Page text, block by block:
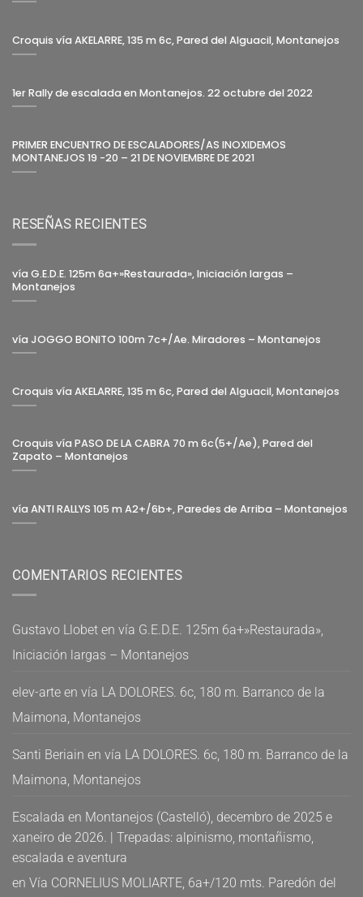
Croquis vía AKELARRE, 135 m 6c, Pared del Alguacil, Montanejos
1er Rally de escalada en Montanejos. 22 octubre del 2022
PRIMER ENCUENTRO DE ESCALADORES/AS INOXIDEMOS
MONTANEJOS 19 -20 – 21 DE NOVIEMBRE DE 2021
RESEÑAS RECIENTES
vía G.E.D.E. 125m 6a+»Restaurada», Iniciación largas –
Montanejos
vía JOGGO BONITO 100m 7c+/Ae. Miradores – Montanejos
Croquis vía AKELARRE, 135 m 6c, Pared del Alguacil, Montanejos
Croquis vía PASO DE LA CABRA 70 m 6c(5+/Ae), Pared del
Zapato – Montanejos
vía ANTI RALLYS 105 m A2+/6b+, Paredes de Arriba – Montanejos
COMENTARIOS RECIENTES
Gustavo Llobet en vía G.E.D.E. 125m 6a+»Restaurada»,
Iniciación largas – Montanejos
elev-arte en vía LA DOLORES. 6c, 180 m. Barranco de la
Maimona, Montanejos
Santi Beriain en vía LA DOLORES. 6c, 180 m. Barranco de la
Maimona, Montanejos
Escalada en Montanejos (Castelló), decembro de 2025 e
xaneiro de 2026. | Trepadas: alpinismo, montañismo,
escalada e aventura
en Vía CORNELIUS MOLIARTE, 6a+/120 mts. Paredón del